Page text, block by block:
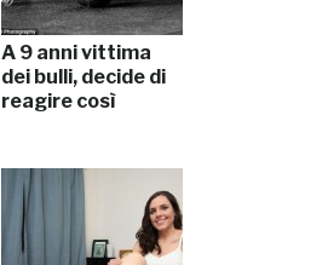
A 9 anni vittima
dei bulli, decide di
reagire così